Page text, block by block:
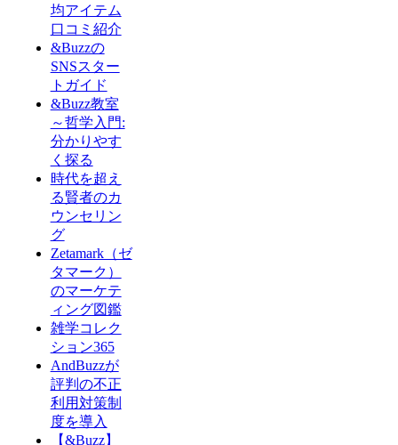
均アイテム
口コミ紹介
&Buzzの
SNSスター
トガイド
&Buzz教室
～哲学入門:
分かりやす
く探る
時代を超え
る賢者のカ
ウンセリン
グ
Zetamark（ゼ
タマーク）
のマーケテ
ィング図鑑
雑学コレク
ション365
AndBuzzが
評判の不正
利用対策制
度を導入
【&Buzz】